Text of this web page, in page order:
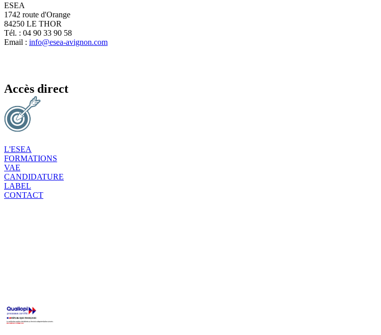
ESEA
1742 route d'Orange
84250 LE THOR
Tél. : 04 90 33 90 58
Email : info@esea-avignon.com
Accès direct
L'ESEA
FORMATIONS
VAE
CANDIDATURE
LABEL
CONTACT